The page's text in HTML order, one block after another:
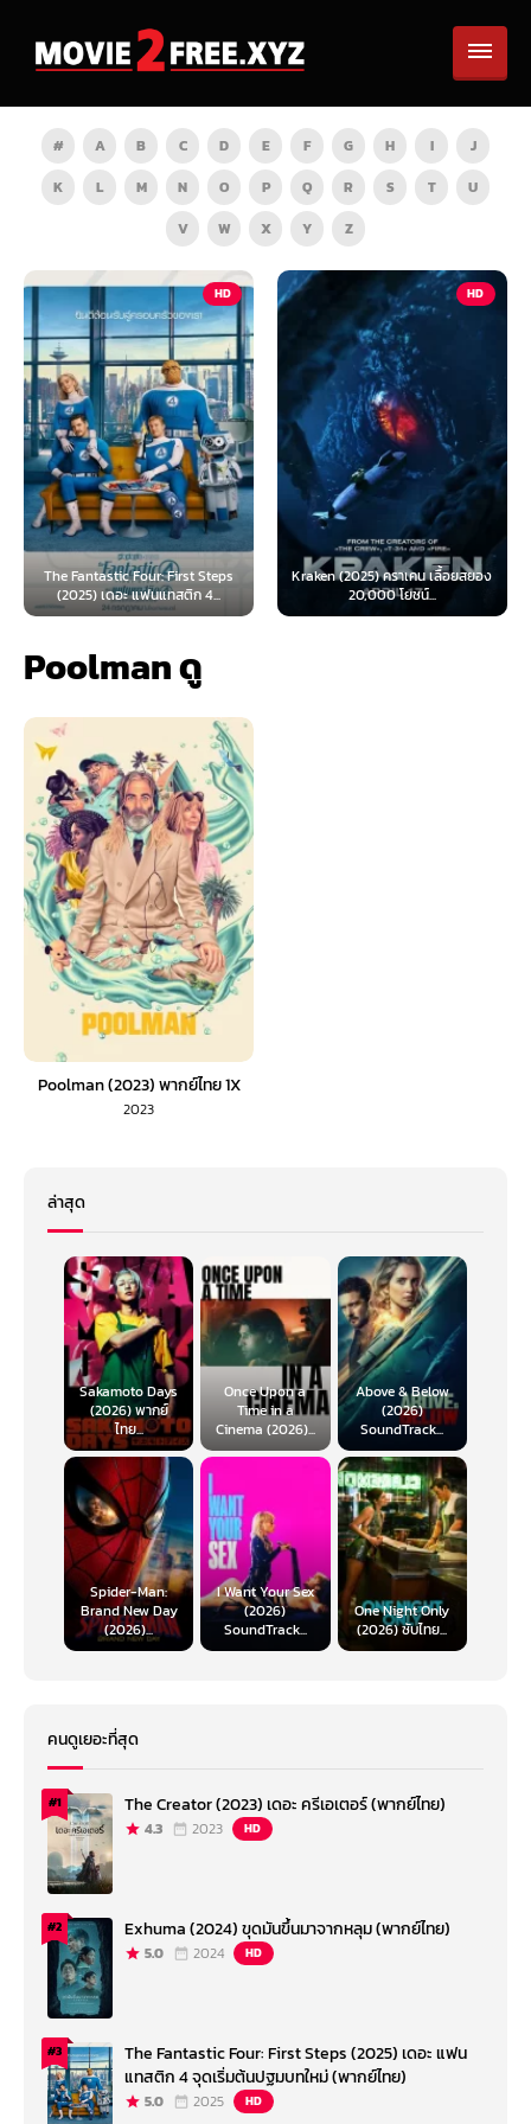
# A B C D E F G H I
J
K
L M N O P Q R S T
U
V
W X Y Z
HD
First Steps
นแทสติก 4...
Kraken (2025) คราเคน เลื้อยสยอง
20,000 โยชน์...
Oppenheimer
Poolman ดู
Poolman (2023) พากย์ไทย 1X
2023
ล่าสุด
Sakamoto Days
(2026) พากย์
ไทย...
Once Upon a
Time in a
Cinema (2026)...
Above & Below
(2026)
SoundTrack...
Spider-Man:
Brand New Day
(2026)...
I Want Your Sex
(2026)
SoundTrack...
One Night Only
(2026) ซับไทย...
คนดูเยอะที่สุด
#1 The Creator (2023) เดอะ ครีเอเตอร์ (พากย์ไทย)
4.3 2023 HD
#2 Exhuma (2024) ขุดมันขึ้นมาจากหลุม (พากย์ไทย)
5.0 2024 HD
#3
The Fantastic Four: First Steps (2025) เดอะ แฟน
แทสติก 4 จุดเริ่มต้นปฐมบทใหม่ (พากย์ไทย)
5.0 2025 HD